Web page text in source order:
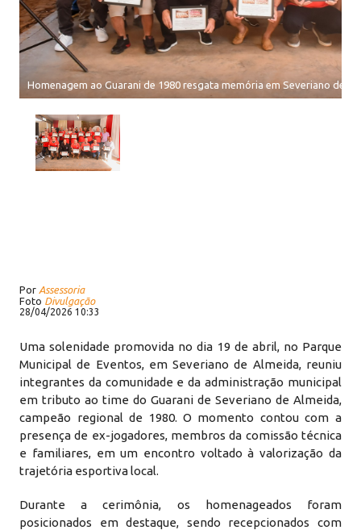
Homenagem ao Guarani de 1980 resgata memória em Severiano de
Por Assessoria
Foto Divulgação
28/04/2026 10:33
Uma solenidade promovida no dia 19 de abril, no Parque
Municipal de Eventos, em Severiano de Almeida, reuniu
integrantes da comunidade e da administração municipal
em tributo ao time do Guarani de Severiano de Almeida,
campeão regional de 1980. O momento contou com a
presença de ex-jogadores, membros da comissão técnica
e familiares, em um encontro voltado à valorização da
trajetória esportiva local.
Durante a cerimônia, os homenageados foram
posicionados em destaque, sendo recepcionados com